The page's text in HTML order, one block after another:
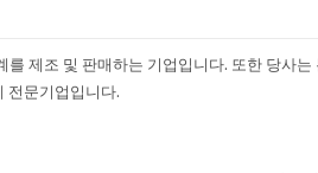
제조 및 판매하는 기업입니다. 또한 당사는
전문기업입니다.